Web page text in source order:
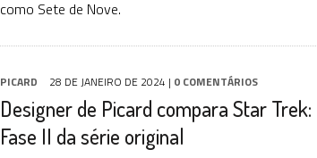
como Sete de Nove.
PICARD 28 DE JANEIRO DE 2024 | 0 COMENTÁRIOS
Designer de Picard compara Star
Fase II da série original